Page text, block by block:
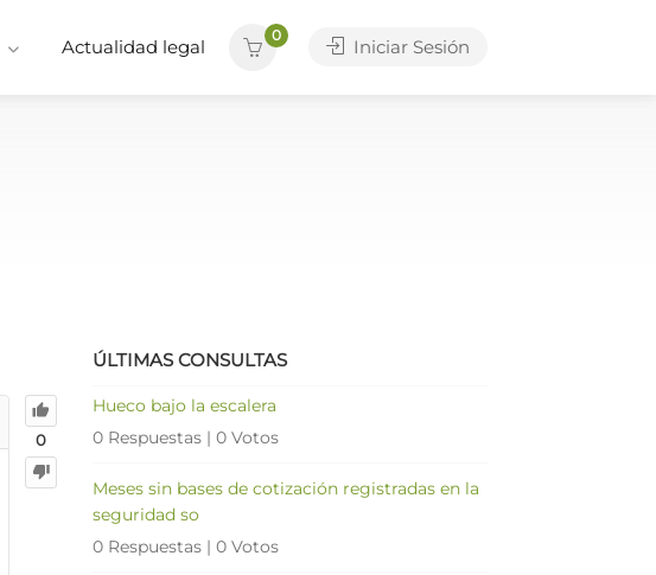
Actualidad legal
0
Iniciar Sesión
0
ÚLTIMAS CONSULTAS
Hueco bajo la escalera
0 Respuestas | 0 Votos
Meses sin bases de cotización registradas en la
seguridad so
0 Respuestas | 0 Votos